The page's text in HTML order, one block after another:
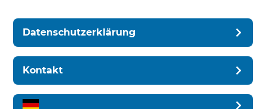
Datenschutzerklärung
Kontakt